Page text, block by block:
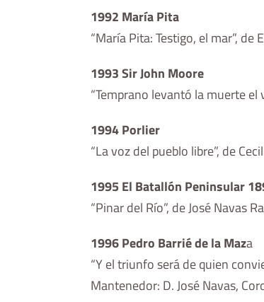
1992 María Pita
“María Pita: Testigo, el mar”, de
1993 Sir John Moore
“Temprano levantó la muerte el
1994 Porlier
“La voz del pueblo libre”, de
1995 El Batallón Peninsular
“Pinar del Río”, de José Navas
1996 Pedro Barrié de la Maza
“Y el triunfo será de quien
Mantenedor: D. José Navas,